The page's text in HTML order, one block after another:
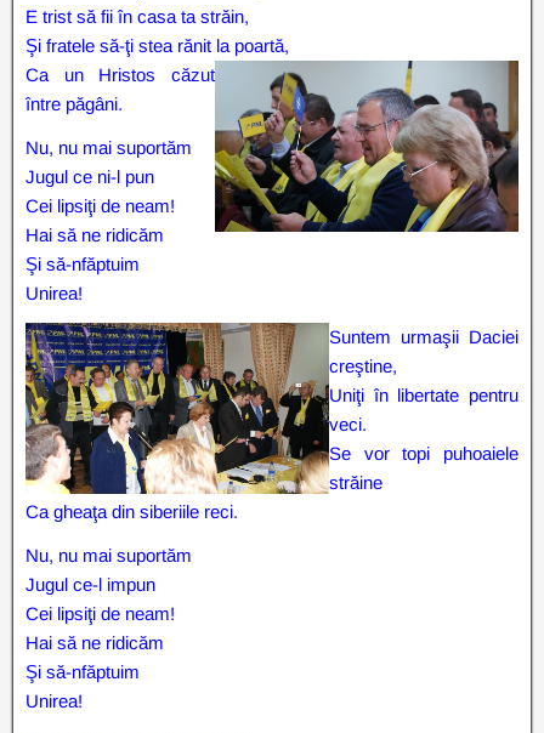
E trist să fii în casa ta străin,
Şi fratele să-ţi stea rănit la poartă,
Ca un Hristos căzut
între păgâni.
Nu, nu mai suportăm
Jugul ce ni-l pun
Cei lipsiţi de neam!
Hai să ne ridicăm
Şi să-nfăptuim
Unirea!
Suntem urmaşii Daciei
creştine,
Uniţi în libertate pentru
veci.
Se vor topi puhoaiele
străine
Ca gheaţa din siberiile reci.
Nu, nu mai suportăm
Jugul ce-l impun
Cei lipsiţi de neam!
Hai să ne ridicăm
Şi să-nfăptuim
Unirea!